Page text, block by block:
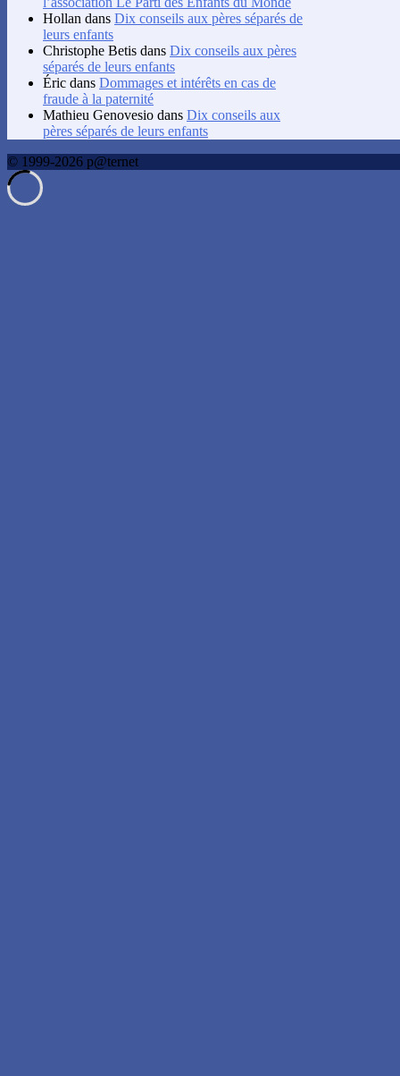
Hollan dans Dix conseils aux pères séparés de
leurs enfants
Christophe Betis dans Dix conseils aux pères
séparés de leurs enfants
Éric dans Dommages et intérêts en cas de
fraude à la paternité
Mathieu Genovesio dans Dix conseils aux
pères séparés de leurs enfants
© 1999-2026 p@ternet